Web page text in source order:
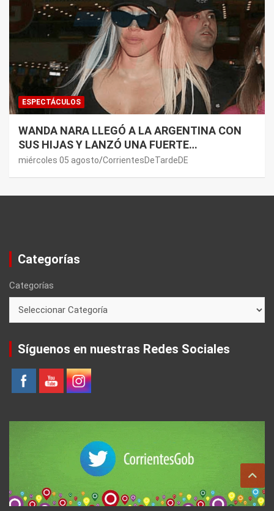
ESPECTÁCULOS
WANDA NARA LLEGÓ A LA ARGENTINA CON
SUS HIJAS Y LANZÓ UNA FUERTE
PREMONICIÓN SOBRE MAURO ICARDI
miércoles 05 agosto CorrientesDeTardeDE
Categorías
Categorías
Síguenos en nuestras Redes Sociales